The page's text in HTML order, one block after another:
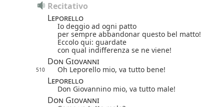
Recitativo
Leporello
Io deggio ad ogni patto
per sempre abbandonar questo bel matto!
Eccolo qui: guardate
con qual indifferenza se ne viene!
Don Giovanni
510 Oh Leporello mio, va tutto bene!
Leporello
Don Giovannino mio, va tutto male!
Don Giovanni